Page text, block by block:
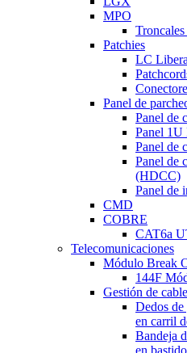
MPO
Patchies
LC
Panel de
Panel de
Panel
Panel de
Panel de
(HDCC)
Panel de
CMD
COBRE
CAT6a
Telecomunicaciones
Módulo Break
144F
Gestión de
Dedos de
en carril
Bandeja
en